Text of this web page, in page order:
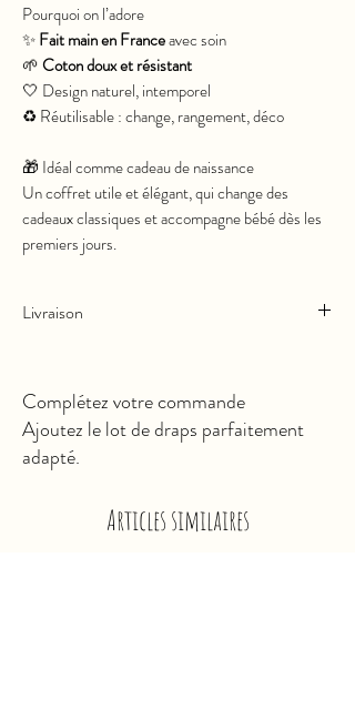
Pourquoi on l’adore
✨Fait main en Franceavec soin
🌱Coton doux et résistant
🤍 Design naturel, intemporel
♻️ Réutilisable : change, rangement, déco
🎁 Idéal comme cadeau de naissance
Un coffret utile et élégant, qui change des
cadeaux classiques et accompagne bébé dès les
premiers jours.
Livraison
Livraison à domicile ou en Point Relais
Complétez votre commande
Ajoutez le lot de draps parfaitement
adapté.
Articles similaires